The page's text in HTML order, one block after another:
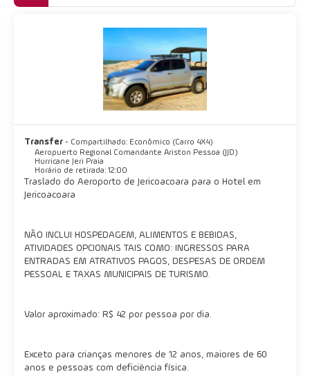
Transfer - Compartilhado: Econômico (Carro 4X4)
Aeropuerto Regional Comandante Ariston Pessoa (JJD)
Hurricane Jeri Praia
Horário de retirada: 12:00
Traslado do Aeroporto de Jericoacoara para o Hotel em
Jericoacoara
NÃO INCLUI HOSPEDAGEM, ALIMENTOS E BEBIDAS,
ATIVIDADES OPCIONAIS TAIS COMO: INGRESSOS PARA
ENTRADAS EM ATRATIVOS PAGOS, DESPESAS DE ORDEM
PESSOAL E TAXAS MUNICIPAIS DE TURISMO.
Valor aproximado: R$ 42 por pessoa por dia.
Exceto para crianças menores de 12 anos, maiores de 60
anos e pessoas com deficiência física.